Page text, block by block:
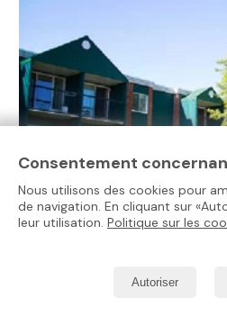
Seigneurie de Lévy
Consentement
Nous utilisons des cookies pour
de navigation. En cliquant sur
leur utilisation. Politique sur les
Autoriser